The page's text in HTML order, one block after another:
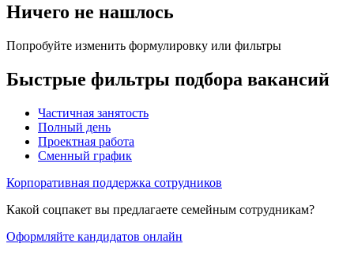
Ничего не нашлось
Попробуйте изменить формулировку или фильтры
Быстрые фильтры подбора вакансий
Частичная занятость
Полный день
Проектная работа
Сменный график
Корпоративная поддержка сотрудников
Какой соцпакет вы предлагаете семейным сотрудникам?
Оформляйте кандидатов онлайн